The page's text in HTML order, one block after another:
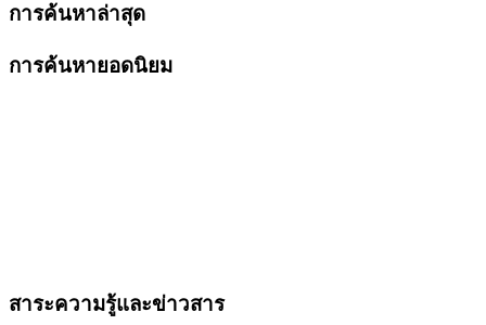
การค้นหาล่าสุด
การค้นหายอดนิยม
สาระความรู้และข่าวสาร